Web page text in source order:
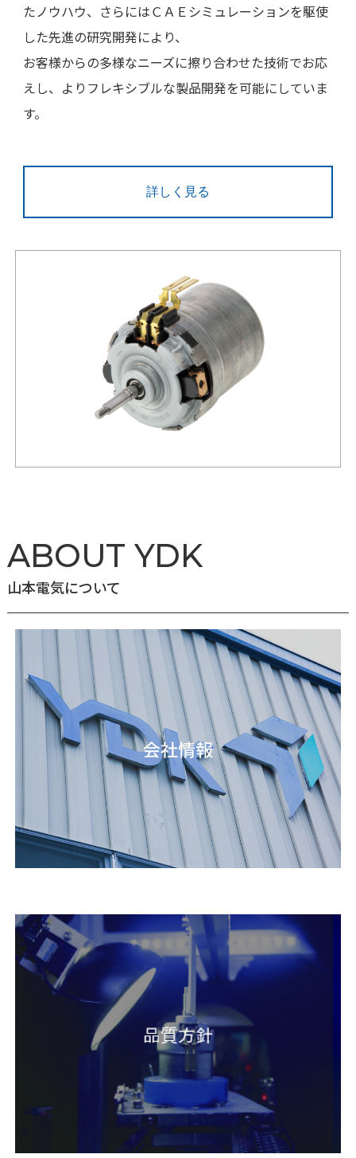
たノウハウ、さらにはＣＡＥシミュレーションを駆使
した先進の研究開発により、
お客様からの多様なニーズに擦り合わせた技術でお応
えし、よりフレキシブルな製品開発を可能にしていま
す。
詳しく見る
ABOUT YDK
山本電気について